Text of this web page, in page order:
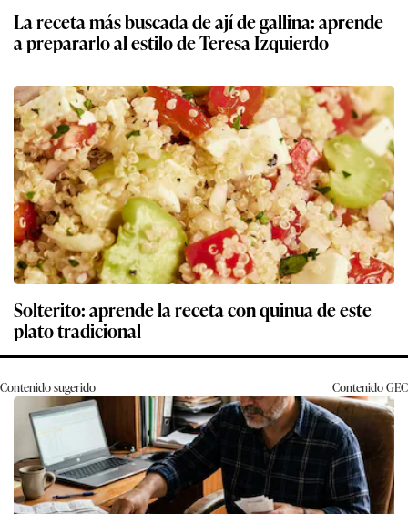
La receta más buscada de ají de gallina: aprende
a prepararlo al estilo de Teresa Izquierdo
Solterito: aprende la receta con quinua de este
plato tradicional
Contenido sugerido ContenidoGEC